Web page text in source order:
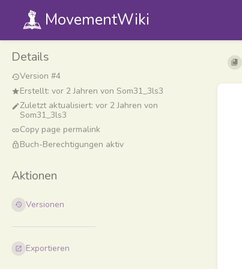
MovementWiki
Details
Version #4
Erstellt: vor 2 Jahren von Som31_3ls3
Zuletzt aktualisiert: vor 2 Jahren von
Som31_3ls3
Copy page permalink
Buch-Berechtigungen aktiv
Aktionen
Versionen
Exportieren